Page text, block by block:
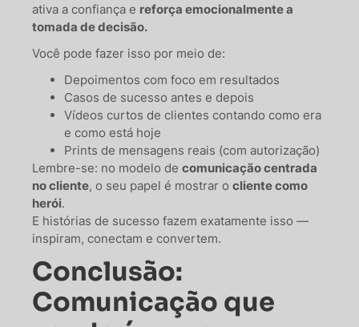
ativa a confiança e reforça emocionalmente a
tomada de decisão.
Você pode fazer isso por meio de:
Depoimentos com foco em resultados
Casos de sucesso antes e depois
Vídeos curtos de clientes contando como era
e como está hoje
Prints de mensagens reais (com autorização)
Lembre-se: no modelo de comunicação centrada
no cliente, o seu papel é mostrar o cliente como
herói.
E histórias de sucesso fazem exatamente isso —
inspiram, conectam e convertem.
Conclusão:
Comunicação que